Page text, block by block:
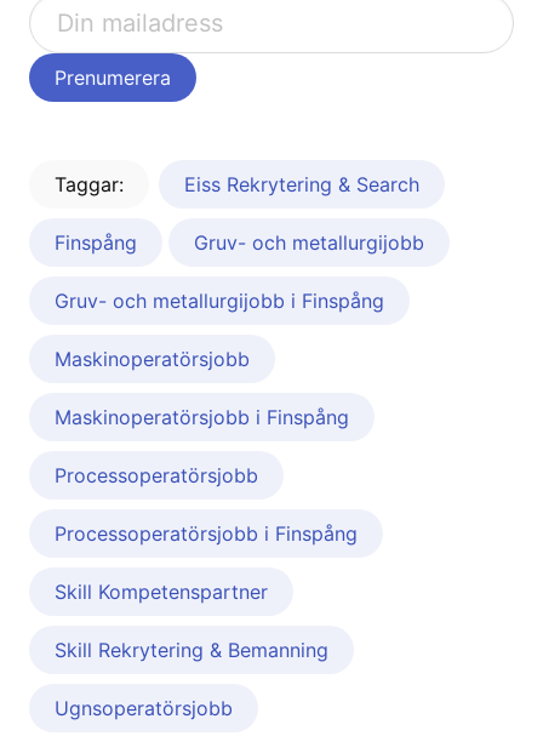
Taggar: Eiss Rekrytering & Search
Finspång Gruv- och metallurgijobb
Gruv- och metallurgijobb i Finspång
Maskinoperatörsjobb
Maskinoperatörsjobb i Finspång
Processoperatörsjobb
Processoperatörsjobb i Finspång
Skill Kompetenspartner
Skill Rekrytering & Bemanning
Ugnsoperatörsjobb